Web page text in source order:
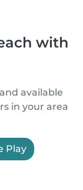
with
available
in your area
Play